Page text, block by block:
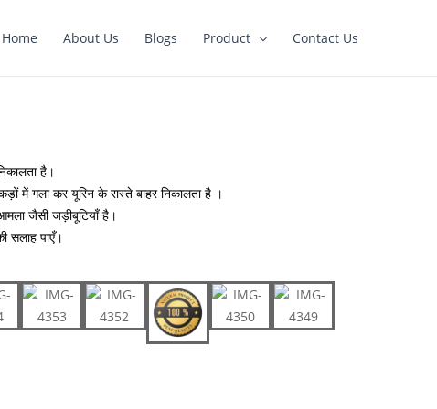
Home About Us Blogs Product Contact Us
है।
में गला कर यूरिन के रास्ते बाहर निकालता है ।
जैसी जड़ीबूटियाँ है।
सलाह पाएँ।